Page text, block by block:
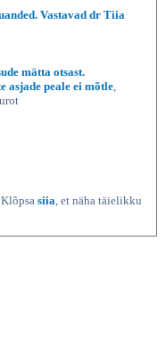
Vastavad dr Tiia
mätta otsast.
asjade peale ei mõtle
siia , et näha täielikku